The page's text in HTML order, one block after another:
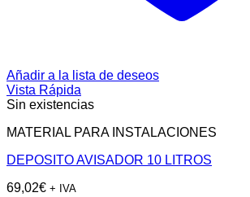
Añadir a la lista de deseos
Vista Rápida
Sin existencias
MATERIAL PARA INSTALACIONES
DEPOSITO AVISADOR 10 LITROS
69,02€ + IVA